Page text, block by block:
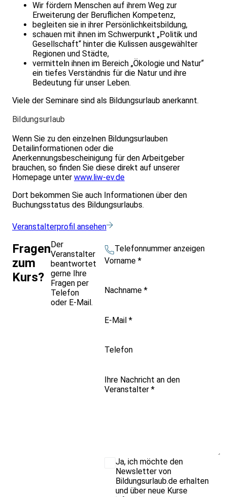
Wir fördern Menschen auf ihrem Weg zur
Erweiterung der Beruflichen Kompetenz,
begleiten sie in ihrer Persönlichkeitsbildung,
schauen mit ihnen im Schwerpunkt „Politik und
Gesellschaft“ hinter die Kulissen ausgewählter
Regionen und Städte,
vermitteln ihnen im Bereich „Ökologie und Natur“
ein tiefes Verständnis für die Natur und ihre
Bedeutung für unser Leben.
Viele der Seminare sind als Bildungsurlaub anerkannt.
Bildungsurlaub
Wenn Sie zu den einzelnen Bildungsurlauben
Detailinformationen oder die
Anerkennungsbescheinigung für den Arbeitgeber
brauchen, so finden Sie diese direkt auf unserer
Homepage unter www.liw-ev.de
Dort bekommen Sie auch Informationen über den
Buchungsstatus des Bildungsurlaubs.
Veranstalterprofil ansehen
Fragen
zum
Kurs?
Der
Veranstalter
beantwortet
gerne Ihre
Fragen per
Telefon
oder E-Mail.
Telefonnummer anzeigen
Vorname *
Nachname *
E-Mail *
Telefon
Ihre Nachricht an den
Veranstalter *
Ja, ich möchte den
Newsletter von
Bildungsurlaub.de erhalten
und über neue Kurse